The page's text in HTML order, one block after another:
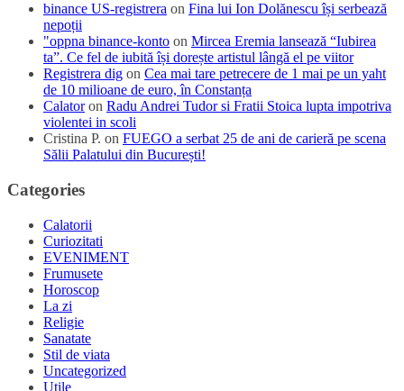
binance US-registrera on Fina lui Ion Dolănescu își serbează
nepoții
"oppna binance-konto on Mircea Eremia lansează “Iubirea
ta”. Ce fel de iubită își dorește artistul lângă el pe viitor
Registrera dig on Cea mai tare petrecere de 1 mai pe un yaht
de 10 milioane de euro, în Constanța
Calatoron Radu Andrei Tudor si Fratii Stoica lupta impotriva
violentei in scoli
Cristina P. on FUEGO a serbat 25 de ani de carieră pe scena
Sălii Palatului din București!
Categories
Calatorii
Curiozitati
EVENIMENT
Frumusete
Horoscop
La zi
Religie
Sanatate
Stil de viata
Uncategorized
Utile